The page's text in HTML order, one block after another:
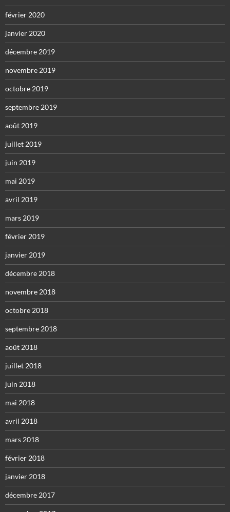
février 2020
janvier 2020
décembre 2019
novembre 2019
octobre 2019
septembre 2019
août 2019
juillet 2019
juin 2019
mai 2019
avril 2019
mars 2019
février 2019
janvier 2019
décembre 2018
novembre 2018
octobre 2018
septembre 2018
août 2018
juillet 2018
juin 2018
mai 2018
avril 2018
mars 2018
février 2018
janvier 2018
décembre 2017